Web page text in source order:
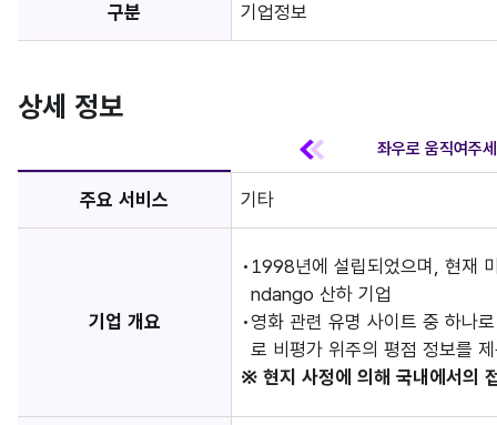
구분 기업정보
상세 정보
주요 서비스 기타
기업 개요
1998년에 설립되었으며, 현재
ndango 산하 기업
영화 관련 유명 사이트 중 하나
로 비평가 위주의 평점 정보를
※ 현지 사정에 의해 국내에서의